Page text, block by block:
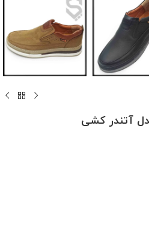
آتندر کشی